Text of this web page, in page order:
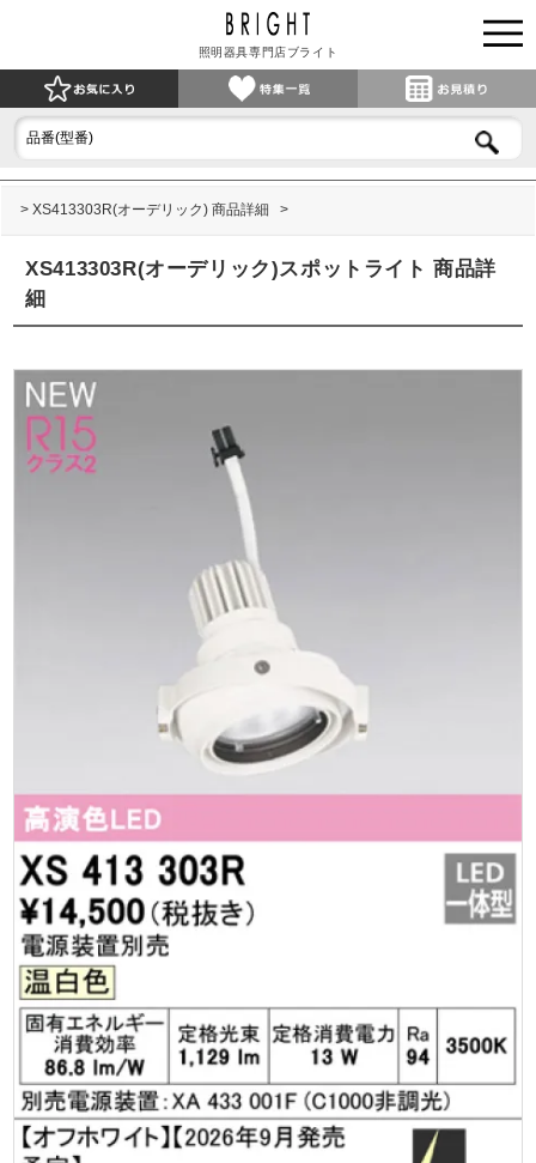
照明器具専門店ブライト
XS413303R(オーデリック) 商品詳細
XS413303R(オーデリック)スポットライト 商品詳
細